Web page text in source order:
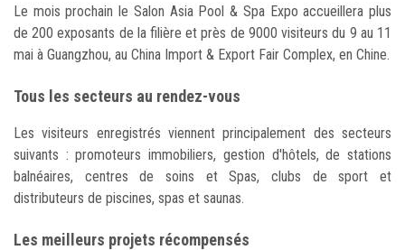
Le mois prochain le Salon Asia Pool & Spa Expo accueillera plus
de 200 exposants de la filière et près de 9000 visiteurs du 9 au 11
mai à Guangzhou, au China Import & Export Fair Complex, en Chine.
Tous les secteurs au rendez-vous
Les visiteurs enregistrés viennent principalement des secteurs
suivants : promoteurs immobiliers, gestion d'hôtels, de stations
balnéaires, centres de soins et Spas, clubs de sport et
distributeurs de piscines, spas et saunas.
Les meilleurs projets récompensés